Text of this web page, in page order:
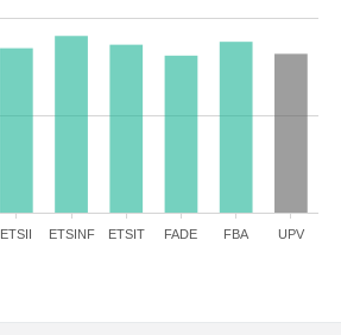
ETSII ETSINF ETSIT FADE FBA UPV